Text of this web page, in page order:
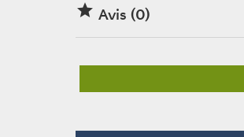
 Avis (0)